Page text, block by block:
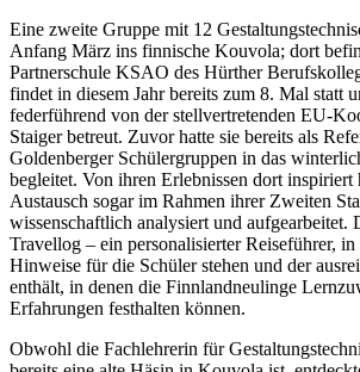
Eine zweite Gruppe mit 12
Anfang März ins finnische Kouvola; dort
Partnerschule KSAO des Hürther
findet in diesem Jahr bereits zum 8. Mal statt
federführend von der stellvertretenden EU-
Staiger betreut. Zuvor hatte sie bereits als
Goldenberger Schülergruppen in das
begleitet. Von ihren Erlebnissen dort inspiriert
Austausch sogar im Rahmen ihrer Zweiten
wissenschaftlich analysiert und aufgearbeitet.
Travellog – ein personalisierter Reiseführer,
Hinweise für die Schüler stehen und der
enthält, in denen die Finnlandneulinge
Erfahrungen festhalten können.
Obwohl die Fachlehrerin für